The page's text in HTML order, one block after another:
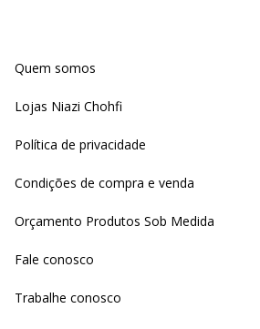
Quem somos
Lojas Niazi Chohfi
Política de privacidade
Condições de compra e venda
Orçamento Produtos Sob Medida
Fale conosco
Trabalhe conosco